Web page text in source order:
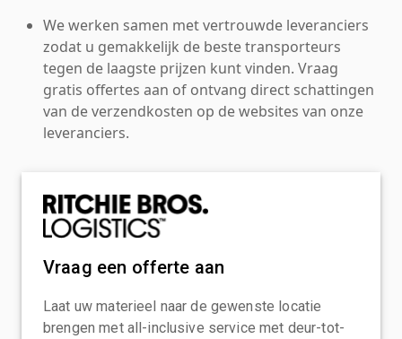
We werken samen met vertrouwde leveranciers
zodat u gemakkelijk de beste transporteurs
tegen de laagste prijzen kunt vinden. Vraag
gratis offertes aan of ontvang direct schattingen
van de verzendkosten op de websites van onze
leveranciers.
Vraag een offerte aan
Laat uw materieel naar de gewenste locatie
brengen met all-inclusive service met deur-tot-